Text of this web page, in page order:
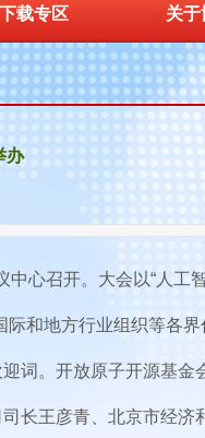
下载专区 关于
办
中心召开。大会以“人
和地方行业组织等各界
词。开放原子开源基金
长王彦青、北京市经济